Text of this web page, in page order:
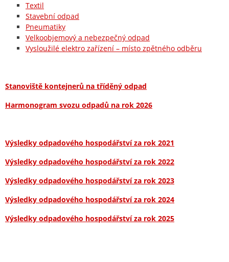
Textil
Stavební odpad
Pneumatiky
Velkoobjemový a nebezpečný odpad
Vysloužilé elektro zařízení – místo zpětného odběru
Stanoviště kontejnerů na tříděný odpad
Harmonogram svozu odpadů na rok 2026
Výsledky odpadového hospodářství za rok 2021
Výsledky odpadového hospodářství za rok 2022
Výsledky odpadového hospodářství za rok 2023
Výsledky odpadového hospodářství za rok 2024
Výsledky odpadového hospodářství za rok 2025